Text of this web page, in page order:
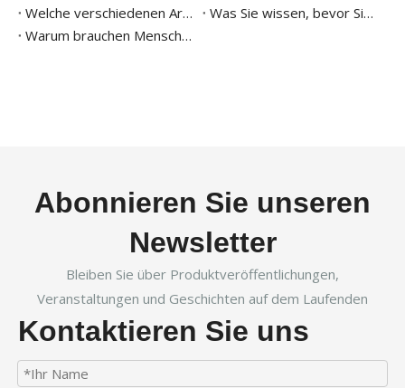
Welche verschiedenen Arten von Vakuumverpackungsmaschinen gibt es?
Was Sie wissen, bevor Sie eine Vakuumverpackungsmaschine kaufen?
Warum brauchen Menschen Vakuum-Schalenversiegelungsmaschinen?
Abonnieren Sie unseren
Newsletter
Bleiben Sie über Produktveröffentlichungen,
Veranstaltungen und Geschichten auf dem Laufenden
Kontaktieren Sie uns